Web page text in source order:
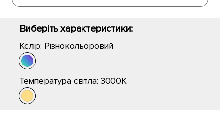
Виберіть характеристики:
Колір: Різнокольоровий
Температура світла: 3000K